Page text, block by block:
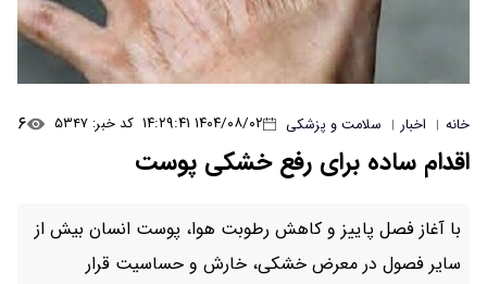
خانه | اخبار | سلامت و پزشکی ۱۴۰۴/۰۸/۰۲ ۱۴:۲۹:۴۱ کد خبر: ۵۳۴۷ ۶
اقدام ساده برای رفع خشکی پوست
با آغاز فصل پاییز و کاهش رطوبت هوا، پوست انسان بیش از
سایر فصول در معرض خشکی، خارش و حساسیت قرار